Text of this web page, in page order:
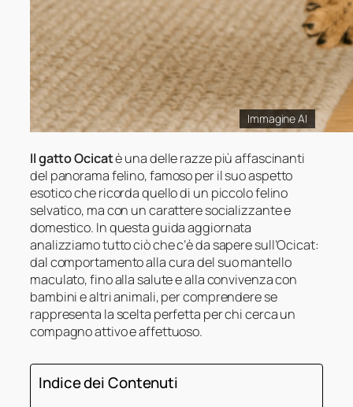
Immagine AI
Il gatto Ocicatè una delle razze più affascinanti
del panorama felino, famoso per il suo aspetto
esotico che ricorda quello di un piccolo felino
selvatico, ma con un carattere socializzante e
domestico. In questa guida aggiornata
analizziamo tutto ciò che c’è da sapere sull’Ocicat:
dal comportamento alla cura del suo mantello
maculato, fino alla salute e alla convivenza con
bambini e altri animali, per comprendere se
rappresenta la scelta perfetta per chi cerca un
compagno attivo e affettuoso.
Indice dei Contenuti